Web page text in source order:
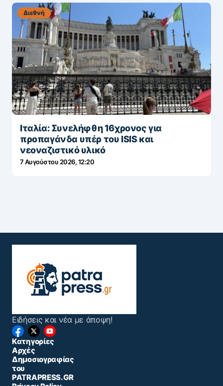
Διεθνή
Ιταλία: Συνελήφθη 16χρονος για
προπαγάνδα υπέρ του ISIS και
νεοναζιστικό υλικό
7 Αυγούστου 2026, 12:20
Ειδήσεις και νέα με άποψη!
Κατηγορίες
Αρχές
Δημοσιογραφίας
του
PATRAPRESS.GR